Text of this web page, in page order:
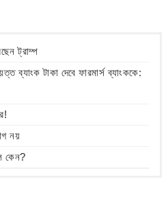
ট্রাম্প
ব্যাংক টাকা দেবে ফারমার্স ব্যাংককে:
নয়
কেন?